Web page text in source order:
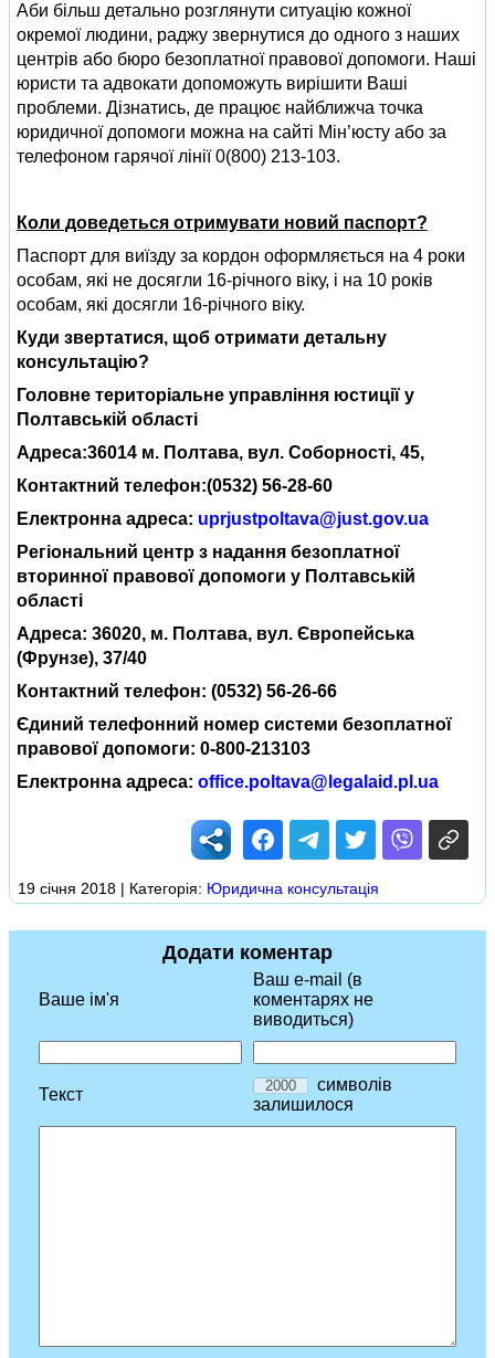
Аби більш детально розглянути ситуацію кожної
окремої людини, раджу звернутися до одного з наших
центрів або бюро безоплатної правової допомоги. Наші
юристи та адвокати допоможуть вирішити Ваші
проблеми. Дізнатись, де працює найближча точка
юридичної допомоги можна на сайті Мін’юсту або за
телефоном гарячої лінії 0(800) 213-103.
Коли доведеться отримувати новий паспорт?
Паспорт для виїзду за кордон оформляється на 4 роки
особам, які не досягли 16-річного віку, і на 10 років
особам, які досягли 16-річного віку.
Куди звертатися, щоб отримати детальну
консультацію?
Головне територіальне управління юстиції у
Полтавській області
Адреса:36014 м. Полтава, вул. Соборності, 45,
Контактний телефон:(0532) 56-28-60
Електронна адреса: uprjustpoltava@just.gov.ua
Регіональний центр з надання безоплатної
вторинної правової допомоги у Полтавській
області
Адреса: 36020, м. Полтава, вул. Європейська
(Фрунзе), 37/40
Контактний телефон: (0532) 56-26-66
Єдиний телефонний номер системи безоплатної
правової допомоги: 0-800-213103
Електронна адреса: office.poltava@legalaid.pl.ua
19 січня 2018 | Категорія: Юридична консультація
Додати коментар
Ваше ім'я
Ваш e-mail (в
коментарях не
виводиться)
Текст
символів
залишилося